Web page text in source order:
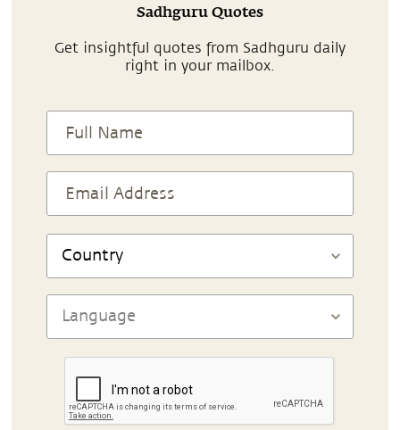
Sadhguru Quotes
Get insightful quotes from Sadhguru daily
right in your mailbox.